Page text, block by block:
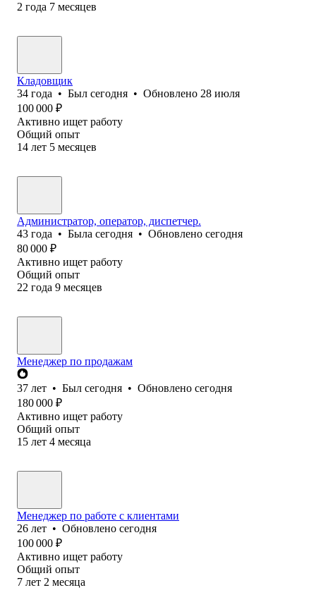
2 года 7 месяцев
Кладовщик
34 года • Был сегодня • Обновлено 28 июля
100 000 ₽
Активно ищет работу
Общий опыт
14 лет 5 месяцев
Администратор, оператор, диспетчер.
43 года • Была сегодня • Обновлено сегодня
80 000 ₽
Активно ищет работу
Общий опыт
22 года 9 месяцев
Менеджер по продажам
37 лет • Был сегодня • Обновлено сегодня
180 000 ₽
Активно ищет работу
Общий опыт
15 лет 4 месяца
Менеджер по работе с клиентами
26 лет • Обновлено сегодня
100 000 ₽
Активно ищет работу
Общий опыт
7 лет 2 месяца